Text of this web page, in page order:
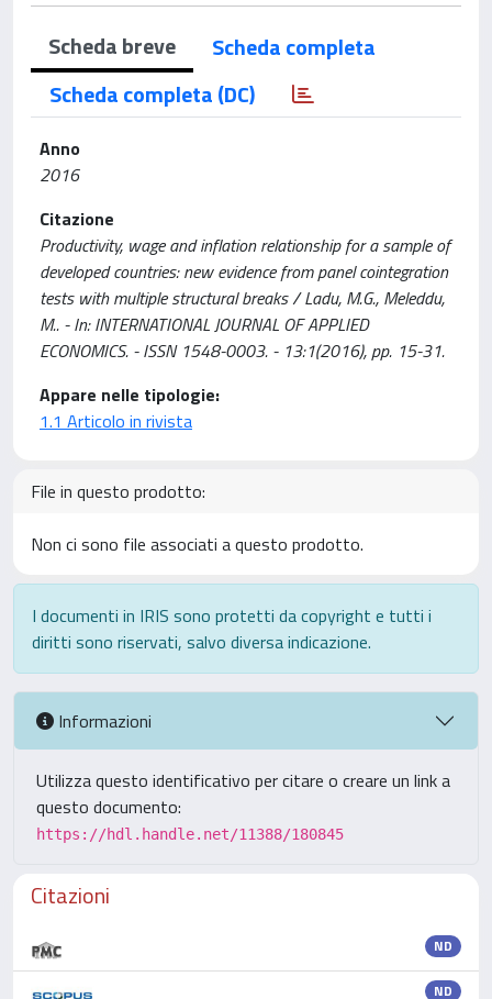
Scheda breve
Scheda completa
Scheda completa (DC)
Anno
2016
Citazione
Productivity, wage and inflation relationship for a sample of
developed countries: new evidence from panel cointegration
tests with multiple structural breaks / Ladu, M.G., Meleddu,
M.. - In: INTERNATIONAL JOURNAL OF APPLIED
ECONOMICS. - ISSN 1548-0003. - 13:1(2016), pp. 15-31.
Appare nelle tipologie:
1.1 Articolo in rivista
File in questo prodotto:
Non ci sono file associati a questo prodotto.
I documenti in IRIS sono protetti da copyright e tutti i
diritti sono riservati, salvo diversa indicazione.
Informazioni
Utilizza questo identificativo per citare o creare un link a
questo documento:
https://hdl.handle.net/11388/180845
Citazioni
ND
ND